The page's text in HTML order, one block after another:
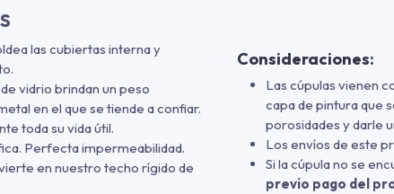
las cubiertas interna y
vidrio brindan un peso
en el que se tiende a confiar.
toda su vida útil.
Perfecta impermeabilidad.
en nuestro techo rígido de
Consideraciones:
Las cúpulas vienen
capa de pintura que
porosidades y darle
Los envíos de este
Si la cúpula no se
previo pago del